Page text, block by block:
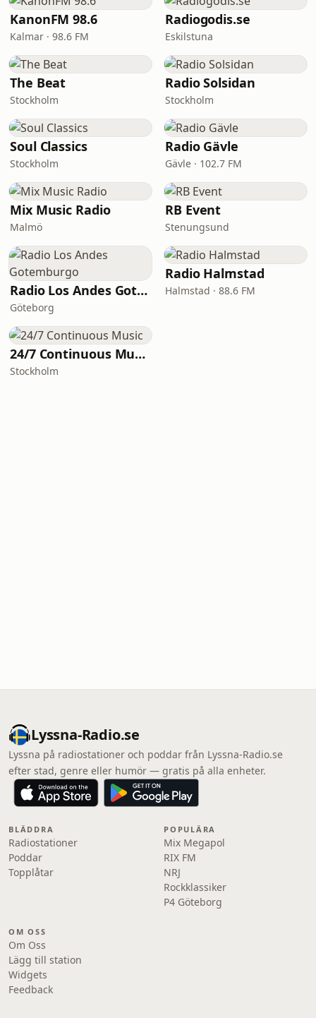
KanonFM 98.6
Kalmar · 98.6 FM
Radiogodis.se
Eskilstuna
The Beat
Stockholm
Radio Solsidan
Stockholm
Soul Classics
Stockholm
Radio Gävle
Gävle · 102.7 FM
Mix Music Radio
Malmö
RB Event
Stenungsund
Radio Los Andes Gotemburgo
Göteborg
Radio Halmstad
Halmstad · 88.6 FM
24/7 Continuous Music
Stockholm
Lyssna-Radio.se
Lyssna på radiostationer och poddar från Lyssna-Radio.se
efter stad, genre eller humör — gratis på alla enheter.
BLÄDDRA
Radiostationer
Poddar
Topplåtar
POPULÄRA
Mix Megapol
RIX FM
NRJ
Rockklassiker
P4 Göteborg
OM OSS
Om Oss
Lägg till station
Widgets
Feedback